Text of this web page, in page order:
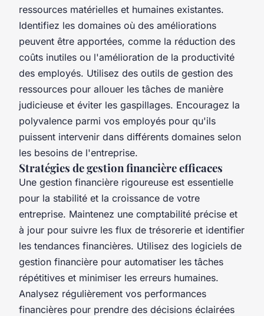
ressources matérielles et humaines existantes.
Identifiez les domaines où des améliorations
peuvent être apportées, comme la réduction des
coûts inutiles ou l'amélioration de la productivité
des employés. Utilisez des outils de gestion des
ressources pour allouer les tâches de manière
judicieuse et éviter les gaspillages. Encouragez la
polyvalence parmi vos employés pour qu'ils
puissent intervenir dans différents domaines selon
les besoins de l'entreprise.
Stratégies de gestion financière efficaces
Une gestion financière rigoureuse est essentielle
pour la stabilité et la croissance de votre
entreprise. Maintenez une comptabilité précise et
à jour pour suivre les flux de trésorerie et identifier
les tendances financières. Utilisez des logiciels de
gestion financière pour automatiser les tâches
répétitives et minimiser les erreurs humaines.
Analysez régulièrement vos performances
financières pour prendre des décisions éclairées